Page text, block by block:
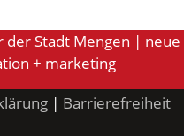
Stadt Mengen | neue
+ marketing
| Barrierefreiheit